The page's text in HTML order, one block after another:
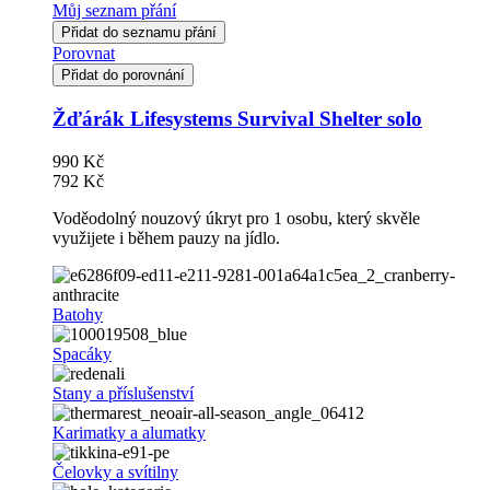
Můj seznam přání
Přidat do seznamu přání
Porovnat
Přidat do porovnání
Žďárák Lifesystems Survival Shelter solo
990 Kč
792 Kč
Voděodolný nouzový úkryt pro 1 osobu, který skvěle
využijete i během pauzy na jídlo.
Batohy
Spacáky
Stany a příslušenství
Karimatky a alumatky
Čelovky a svítilny